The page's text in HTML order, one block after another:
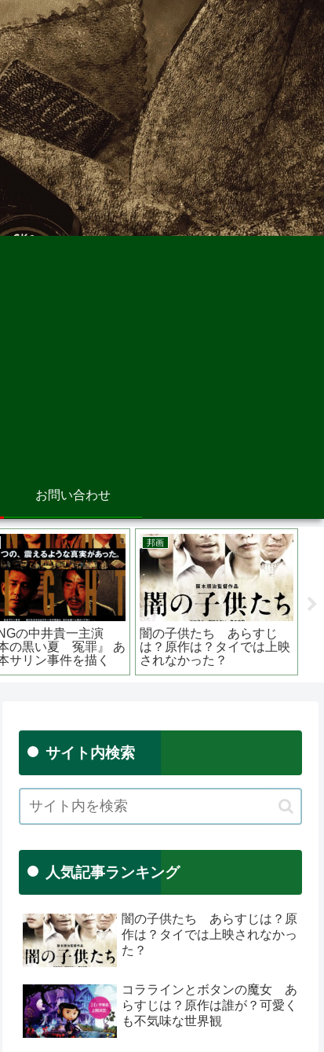
お問い合わせ
映画
アの騎士 あいつむ
あらすじは？原作
レビシリーズの内容
邦画
危険なビーナスの妻夫木聡
が出演 映画 『 渇
き 』 クセのある刑事役
を熱演
サイト内検索
人気記事ランキング
闇の子供たち あらすじは？原
作は？タイでは上映されなかっ
た？
コララインとボタンの魔女 あ
らすじは？原作は誰が？可愛く
も不気味な世界観